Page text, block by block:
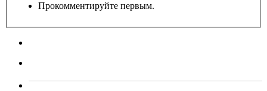
Прокомментируйте первым.